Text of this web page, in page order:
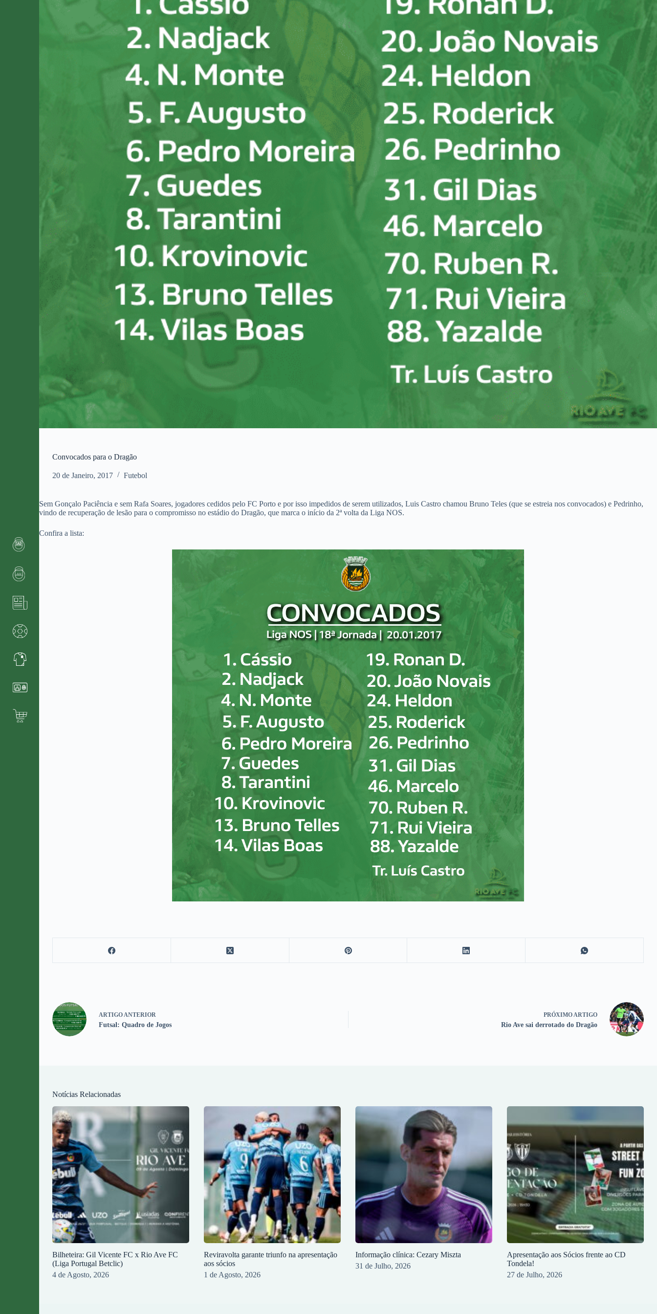
Convocados para o Dragão
20 de Janeiro, 2017 Futebol
Sem Gonçalo Paciência e sem Rafa Soares, jogadores cedidos pelo FC Porto e por isso impedidos de serem utilizados, Luis Castro chamou Bruno Teles (que se estreia nos convocados) e Pedrinho,
vindo de recuperação de lesão para o compromisso no estádio do Dragão, que marca o início da 2ª volta da Liga NOS.
Confira a lista:
ARTIGO ANTERIOR
Futsal: Quadro de Jogos
PRÓXIMO ARTIGO
Rio Ave sai derrotado do Dragão
Notícias Relacionadas
Bilheteira: Gil Vicente FC x Rio Ave FC
(Liga Portugal Betclic)
4 de Agosto, 2026
Reviravolta garante triunfo na apresentação
aos sócios
1 de Agosto, 2026
Informação clínica: Cezary Miszta
31 de Julho, 2026
Apresentação aos Sócios frente ao CD
Tondela!
27 de Julho, 2026